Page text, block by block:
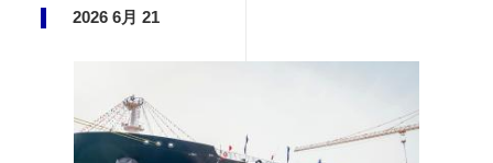
2026 6月 21